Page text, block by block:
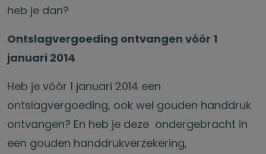
heb je dan?
Ontslagvergoeding ontvangen vóór 1
januari 2014
Heb je vóór 1 januari 2014 een
ontslagvergoeding, ook wel gouden handdruk
ontvangen? En heb je deze ondergebracht in
een gouden handdrukverzekering,